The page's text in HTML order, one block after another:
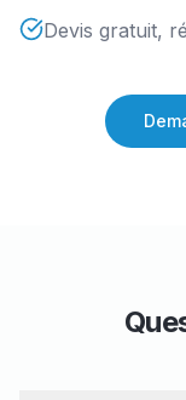
Devis gratuit,